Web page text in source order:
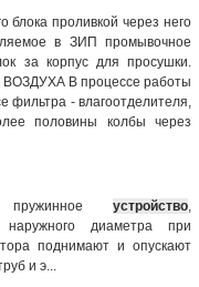
блока проливкой через него
в ЗИП промывочное
за корпус для просушки.
В процессе работы
фильтра - влагоотделителя,
половины колбы через
пружинное устройство
диаметра при
поднимают и опускают
и э...